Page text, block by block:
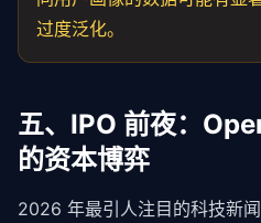
过度泛化。
五、IPO 前夜：
的资本博弈
2026 年最引人注目的科技新